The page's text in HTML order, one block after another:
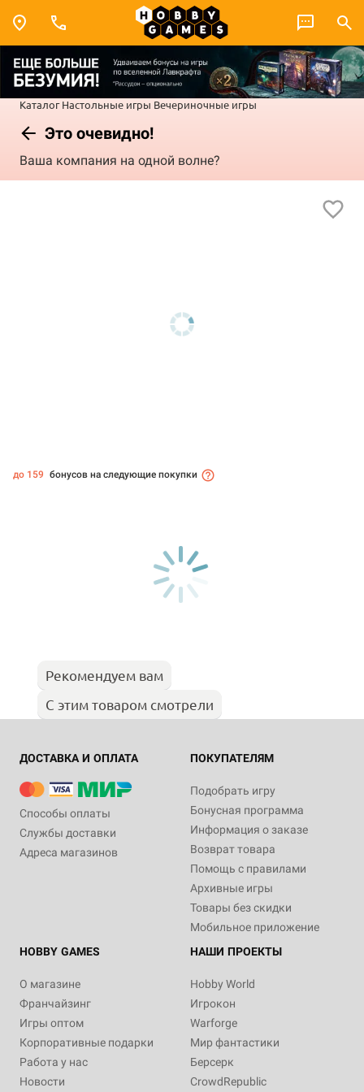
Каталог Настольные игры Вечериночные игры
Это очевидно!
Ваша компания на одной волне?
до 159 бонусов на следующие покупки
Рекомендуем вам
С этим товаром смотрели
ДОСТАВКА И ОПЛАТА
Способы оплаты
Службы доставки
Адреса магазинов
ПОКУПАТЕЛЯМ
Подобрать игру
Бонусная программа
Информация о заказе
Возврат товара
Помощь с правилами
Архивные игры
Товары без скидки
Мобильное приложение
HOBBY GAMES
О магазине
Франчайзинг
Игры оптом
Корпоративные подарки
Работа у нас
Новости
НАШИ ПРОЕКТЫ
Hobby World
Игрокон
Warforge
Мир фантастики
Берсерк
CrowdRepublic